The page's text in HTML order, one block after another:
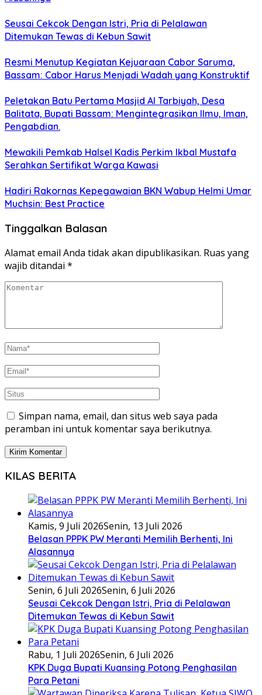
Seusai Cekcok Dengan Istri, Pria di Pelalawan
Ditemukan Tewas di Kebun Sawit
Resmi Menutup Kegiatan Kejuaraan Cabor Saruma,
Bassam: Cabor Harus Menjadi Wadah yang Konstruktif
Peletakan Batu Pertama Masjid Al Tarbiyah, Desa
Balitata, Bupati Bassam: Mengintegrasikan Ilmu, Iman,
Pengabdian.
Mewakili Pemkab Halsel Kadis Perkim Ikbal Mustafa
Serahkan Sertifikat Warga Kawasi
Hadiri Rakornas Kepegawaian BKN Wabup Helmi Umar
Muchsin: Best Practice
Tinggalkan Balasan
Alamat email Anda tidak akan dipublikasikan. Ruas yang
wajib ditandai *
Simpan nama, email, dan situs web saya pada
peramban ini untuk komentar saya berikutnya.
KILAS BERITA
Kamis, 9 Juli 2026Senin, 13 Juli 2026
Belasan PPPK PW Meranti Memilih Berhenti, Ini
Alasannya
Senin, 6 Juli 2026Senin, 6 Juli 2026
Seusai Cekcok Dengan Istri, Pria di Pelalawan
Ditemukan Tewas di Kebun Sawit
Rabu, 1 Juli 2026Senin, 6 Juli 2026
KPK Duga Bupati Kuansing Potong Penghasilan
Para Petani